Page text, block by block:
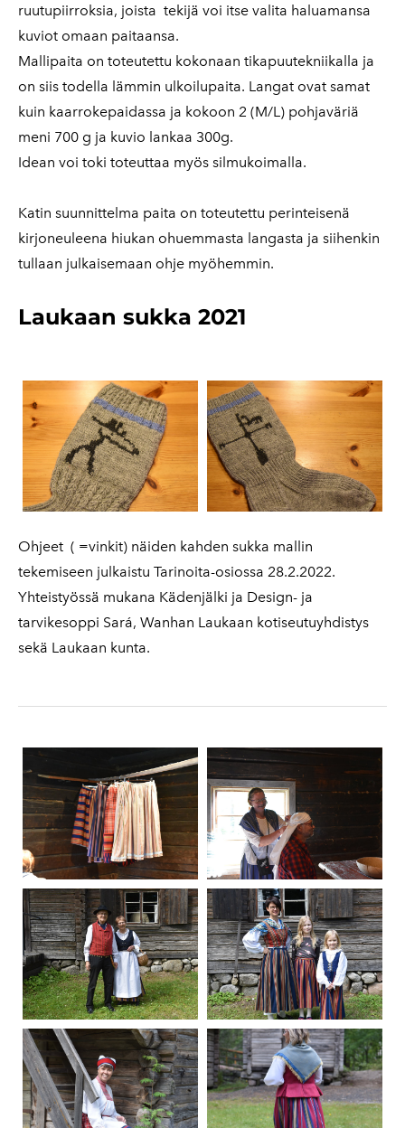
ruutupiirroksia, joista tekijä voi itse valita haluamansa
kuviot omaan paitaansa.
Mallipaita on toteutettu kokonaan tikapuutekniikalla ja
on siis todella lämmin ulkoilupaita. Langat ovat samat
kuin kaarrokepaidassa ja kokoon 2 (M/L) pohjaväriä
meni 700 g ja kuvio lankaa 300g.
Idean voi toki toteuttaa myös silmukoimalla.
Katin suunnittelma paita on toteutettu perinteisenä
kirjoneuleena hiukan ohuemmasta langasta ja siihenkin
tullaan julkaisemaan ohje myöhemmin.
Laukaan sukka 2021
Ohjeet ( =vinkit) näiden kahden sukka mallin
tekemiseen julkaistu Tarinoita-osiossa 28.2.2022.
Yhteistyössä mukana Kädenjälki ja Design- ja
tarvikesoppi Sará, Wanhan Laukaan kotiseutuyhdistys
sekä Laukaan kunta.